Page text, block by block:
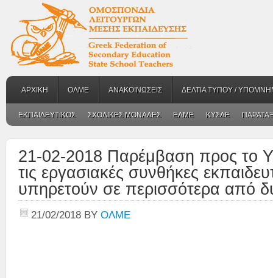
ΑΡΧΙΚΗ ΟΛΜΕ ΑΝΑΚΟΙΝΩΣΕΙΣ ΔΕΛΤΙΑ ΤΥΠΟΥ /
ΕΚΠΑΙΔΕΥΤΙΚΟΣ ΣΧΟΛΙΚΕΣ ΜΟΝΑΔΕΣ ΕΛΜΕ ΚΥΣΔΕ
21-02-2018 Παρέμβαση προς το
τις εργασιακές συνθήκες
υπηρετούν σε περισσότερα από
21/02/2018 BY ΟΛΜΕ